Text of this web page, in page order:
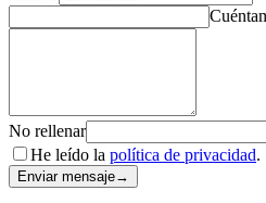
No rellenar
He leído la política de privacidad.
Enviar mensaje→